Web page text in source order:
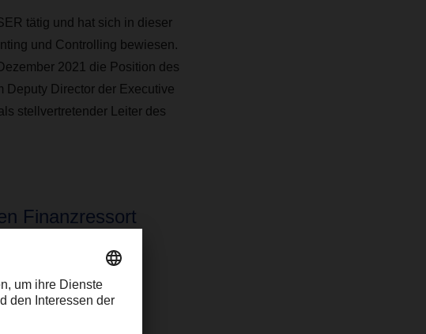
tätig und hat sich in dieser
und Controlling bewiesen.
2021 die Position des
Deputy Director der Executive
stellvertretender Leiter des
Finanzressort